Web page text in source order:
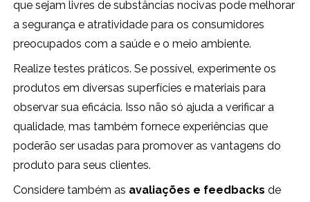
que sejam livres de substâncias nocivas pode melhorar
a segurança e atratividade para os consumidores
preocupados com a saúde e o meio ambiente.
Realize testes práticos. Se possível, experimente os
produtos em diversas superfícies e materiais para
observar sua eficácia. Isso não só ajuda a verificar a
qualidade, mas também fornece experiências que
poderão ser usadas para promover as vantagens do
produto para seus clientes.
Considere também as avaliações e feedbacks de